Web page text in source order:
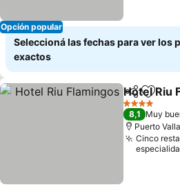
Opción popular
Seleccioná las fechas para ver los
exactos
Compartir
Hotel Riu
4 Estrellas
8,1 Muy
Puerto
Cinco